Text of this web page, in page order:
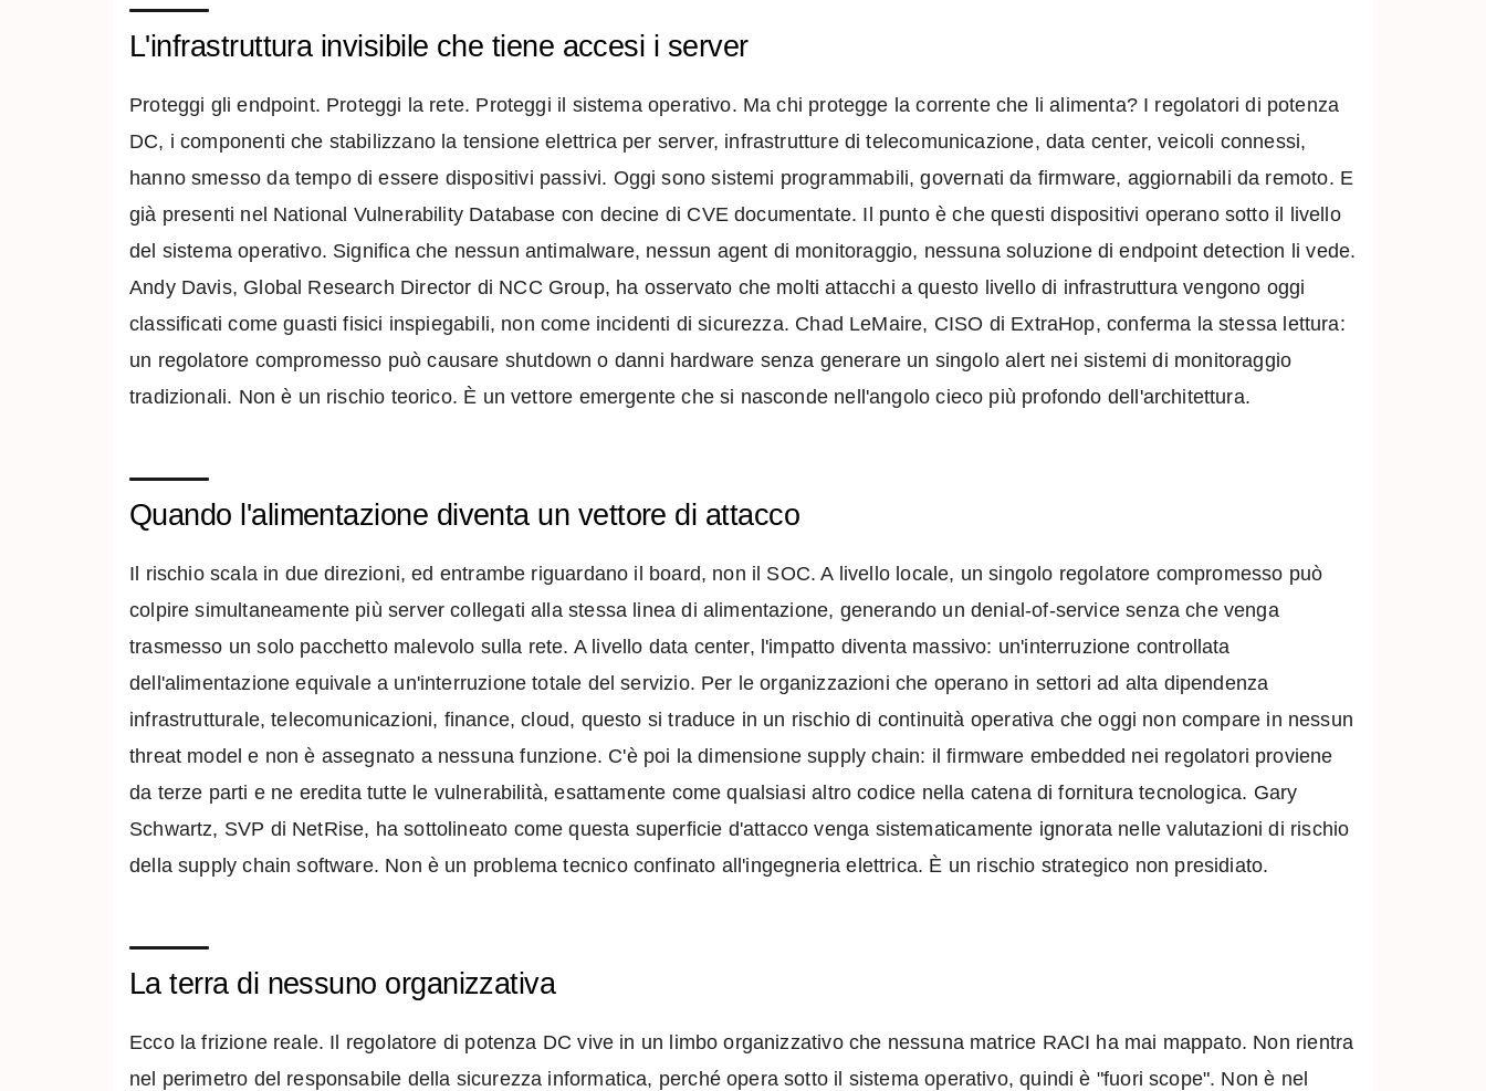
L'infrastruttura invisibile che tiene accesi i server
Proteggi gli endpoint. Proteggi la rete. Proteggi il sistema operativo. Ma chi protegge la corrente che li alimenta? I regolatori di potenza
DC, i componenti che stabilizzano la tensione elettrica per server, infrastrutture di telecomunicazione, data center, veicoli connessi,
hanno smesso da tempo di essere dispositivi passivi. Oggi sono sistemi programmabili, governati da firmware, aggiornabili da remoto. E
già presenti nel National Vulnerability Database con decine di CVE documentate. Il punto è che questi dispositivi operano sotto il livello
del sistema operativo. Significa che nessun antimalware, nessun agent di monitoraggio, nessuna soluzione di endpoint detection li vede.
Andy Davis, Global Research Director di NCC Group, ha osservato che molti attacchi a questo livello di infrastruttura vengono oggi
classificati come guasti fisici inspiegabili, non come incidenti di sicurezza. Chad LeMaire, CISO di ExtraHop, conferma la stessa lettura:
un regolatore compromesso può causare shutdown o danni hardware senza generare un singolo alert nei sistemi di monitoraggio
tradizionali. Non è un rischio teorico. È un vettore emergente che si nasconde nell'angolo cieco più profondo dell'architettura.
Quando l'alimentazione diventa un vettore di attacco
Il rischio scala in due direzioni, ed entrambe riguardano il board, non il SOC. A livello locale, un singolo regolatore compromesso può
colpire simultaneamente più server collegati alla stessa linea di alimentazione, generando un denial-of-service senza che venga
trasmesso un solo pacchetto malevolo sulla rete. A livello data center, l'impatto diventa massivo: un'interruzione controllata
dell'alimentazione equivale a un'interruzione totale del servizio. Per le organizzazioni che operano in settori ad alta dipendenza
infrastrutturale, telecomunicazioni, finance, cloud, questo si traduce in un rischio di continuità operativa che oggi non compare in nessun
threat model e non è assegnato a nessuna funzione. C'è poi la dimensione supply chain: il firmware embedded nei regolatori proviene
da terze parti e ne eredita tutte le vulnerabilità, esattamente come qualsiasi altro codice nella catena di fornitura tecnologica. Gary
Schwartz, SVP di NetRise, ha sottolineato come questa superficie d'attacco venga sistematicamente ignorata nelle valutazioni di rischio
della supply chain software. Non è un problema tecnico confinato all'ingegneria elettrica. È un rischio strategico non presidiato.
La terra di nessuno organizzativa
Ecco la frizione reale. Il regolatore di potenza DC vive in un limbo organizzativo che nessuna matrice RACI ha mai mappato. Non rientra
nel perimetro del responsabile della sicurezza informatica, perché opera sotto il sistema operativo, quindi è "fuori scope". Non è nel